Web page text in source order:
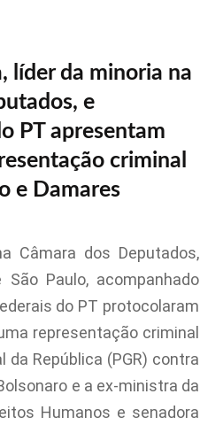
líder da minoria na
e
PT apresentam
criminal
e Damares
Câmara dos Deputados,
Paulo, acompanhado
do PT protocolaram
representação criminal
da República (PGR) contra
e a ex-ministra da
Humanos e senadora